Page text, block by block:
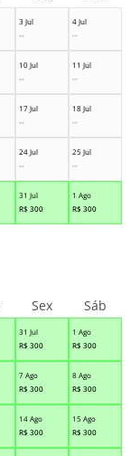
3 Jul
--
4 Jul
--
10 Jul
--
11 Jul
--
17 Jul
--
18 Jul
--
24 Jul
--
25 Jul
--
31 Jul
R$ 300
1 Ago
R$ 300
31 Jul
R$ 300
1 Ago
R$ 300
7 Ago
R$ 300
8 Ago
R$ 300
14 Ago
R$ 300
15 Ago
R$ 300
Sex Sáb